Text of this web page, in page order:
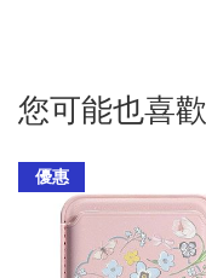
您可能也喜歡
優惠